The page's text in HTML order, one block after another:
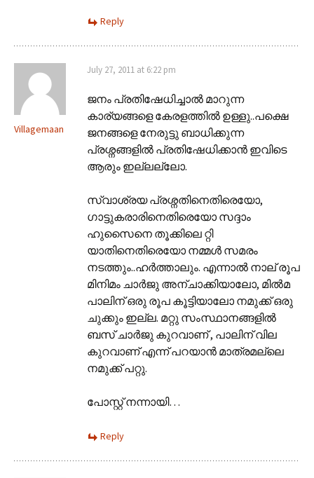
Reply
Villagemaan
July 27, 2011 at 6:22 pm
ജനം പ്രതിഷേധിച്ചാല്‍ മാറുന്ന
കാര്യങ്ങളെ കേരളത്തില്‍ ഉള്ളു..പക്ഷെ
ജനങ്ങളെ നേരുട്ടു ബാധിക്കുന്ന
പ്രശ്നങ്ങളില്‍ പ്രതിഷേധിക്കാന്‍ ഇവിടെ
ആരും ഇല്ലല്ലോ.
സ്വാശ്രയ പ്രശ്നതിനെതിരെയോ,
ഗാട്ടുകരാരിനെതിരെയോ സദ്ദാം
ഹുസൈനെ തൂക്കിലെ റ്റി
യാതിനെതിരെയോ നമ്മള്‍ സമരം
നടത്തും..ഹര്‍ത്താലും. എന്നാല്‍ നാല് രൂപ
മിനിമം ചാര്‍ജു അന്ചാക്കിയാലോ, മില്‍മ
പാലിന് ഒരു രൂപ കൂട്ടിയാലോ നമുക്ക് ഒരു
ചുക്കും ഇല്ല. മറ്റു സംസ്ഥാനങ്ങളില്‍
ബസ് ചാര്‍ജു കുറവാണ് , പാലിന് വില
കുറവാണ് എന്ന് പറയാന്‍ മാത്രമല്ലെ
നമുക്ക് പറ്റു.
പോസ്റ്റ്‌ നന്നായി…
Reply